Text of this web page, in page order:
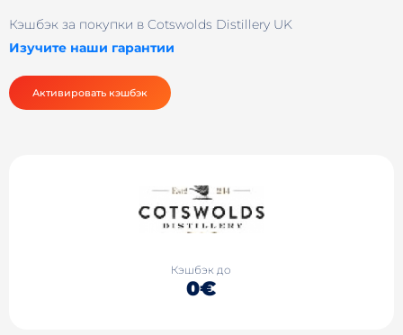
Кэшбэк за покупки в Cotswolds Distillery UK
Изучите наши гарантии
Активировать кэшбэк
Кэшбэк до
0€